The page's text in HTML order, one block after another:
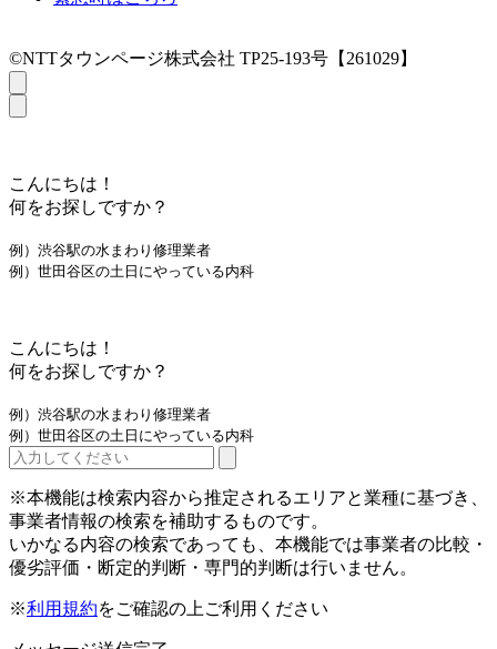
©NTTタウンページ株式会社 TP25-193号【261029】
こんにちは！
何をお探しですか？
例）渋谷駅の水まわり修理業者
例）世田谷区の土日にやっている内科
こんにちは！
何をお探しですか？
例）渋谷駅の水まわり修理業者
例）世田谷区の土日にやっている内科
※本機能は検索内容から推定されるエリアと業種に基づき、
事業者情報の検索を補助するものです。
いかなる内容の検索であっても、本機能では事業者の比較・
優劣評価・断定的判断・専門的判断は行いません。
※利用規約をご確認の上ご利用ください